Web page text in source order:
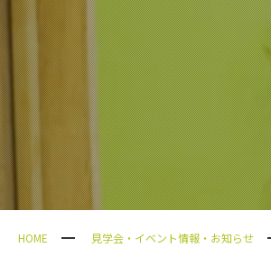
HOME 見学会・イベント情報・お知らせ